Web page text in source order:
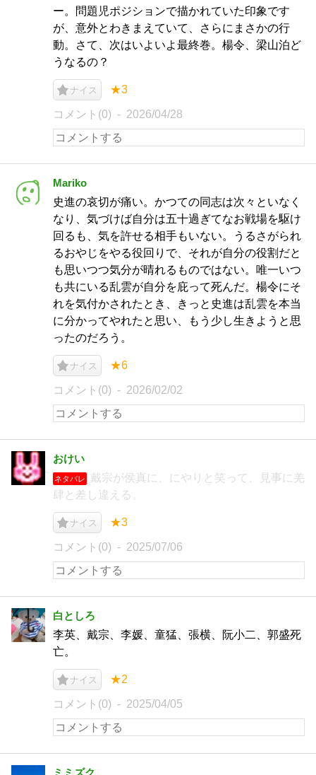
ー。問題児ポジションで描かれていた印象です
が、意外とわきまえていて、さらにまさかの行
動。さて、次はいよいよ最終巻。楊令、梁山泊ど
うなるの？
ナイス ★3
コメント(0) 2026/04/28
Mariko
史進の哀切が痛い。かつての同志は次々といなく
なり、気づけば自分は五十過ぎてなお戦場を駆け
回るも、気を許せる相手もいない。うるさがられ
るおやじをやる役回りで、それが自分の役割だと
も思いつつ気分が晴れるものではない。唯一いつ
も共にいる乱雲が自分を庇って死んだ。楊令にそ
れを気付かされたとき、きっと史進は乱雲を本当
に分かってやれたと思い、もう少し生きようと思
ったのだろう。
ナイス ★6
コメント(0) 2026/02/02
おけい
ネタバレ
戴宗が侯真に、にやりと笑って、見事に羌
肆と差し違える。
ナイス ★3
コメント(0) 2025/07/06
白としろ
李英、戴宗、李媛、童猛、張横、阮小二、郭盛死
亡。
ナイス ★2
コメント(0) 2025/04/05
ミミズク